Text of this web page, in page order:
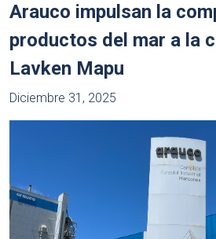
Arauco impulsan la
productos del mar a la
Lavken Mapu
Diciembre 31, 2025